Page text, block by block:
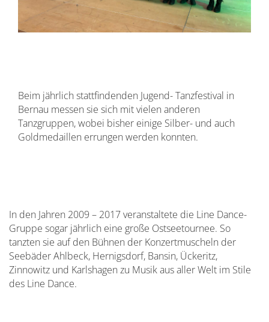
Beim jährlich stattfindenden Jugend- Tanzfestival in
Bernau messen sie sich mit vielen anderen
Tanzgruppen, wobei bisher einige Silber- und auch
Goldmedaillen errungen werden konnten.
In den Jahren 2009 – 2017 veranstaltete die Line Dance-
Gruppe sogar jährlich eine große Ostseetournee. So
tanzten sie auf den Bühnen der Konzertmuscheln der
Seebäder Ahlbeck, Hernigsdorf, Bansin, Ückeritz,
Zinnowitz und Karlshagen zu Musik aus aller Welt im Stile
des Line Dance.